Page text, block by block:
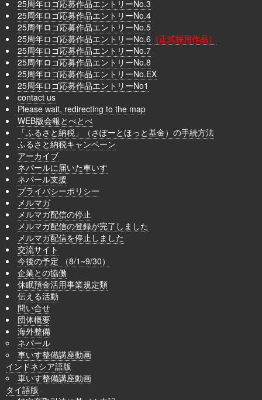
25周年ロゴ応募作品エントリーNo.3
25周年ロゴ応募作品エントリーNo.4
25周年ロゴ応募作品エントリーNo.5
25周年ロゴ応募作品エントリーNo.6 （正式採用作品）
25周年ロゴ応募作品エントリーNo.7
25周年ロゴ応募作品エントリーNo.8
25周年ロゴ応募作品エントリーNo.EX
25周年ロゴ応募作品エントリーNo1
contact us
Please wait, redirecting to the map
WEB版会報とべとべ
「ふるさと納税」（さぽーとほっと基金）の手続方法
ふるさと納税キャンペーン
アーカイブ
ネパールに届いた車いす
ネパール支援
プライバシーポリシー
メルマガ
メルマガ配信の停止
メルマガ配信の登録が完了しました
メルマガ配信を停止しました
交流サイト
今後の予定 （8/1~9/30）
企業との協働
休眠預金活用事業規定類
伝える活動
問い合せ
団体概要
海外整備
ネパール
車いす整備講座動画
インドネシア語版
車いす整備講座動画
タイ語版